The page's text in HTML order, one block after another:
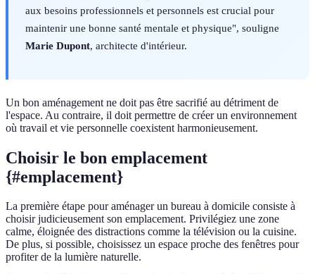
aux besoins professionnels et personnels est crucial pour
maintenir une bonne santé mentale et physique", souligne
Marie Dupont, architecte d'intérieur.
Un bon aménagement ne doit pas être sacrifié au détriment de
l'espace. Au contraire, il doit permettre de créer un environnement
où travail et vie personnelle coexistent harmonieusement.
Choisir le bon emplacement
{#emplacement}
La première étape pour aménager un bureau à domicile consiste à
choisir judicieusement son emplacement. Privilégiez une zone
calme, éloignée des distractions comme la télévision ou la cuisine.
De plus, si possible, choisissez un espace proche des fenêtres pour
profiter de la lumière naturelle.